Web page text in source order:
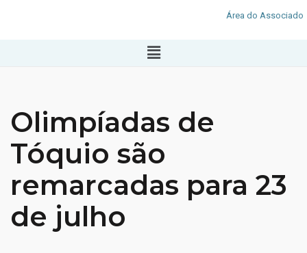
Área do Associado
Olimpíadas de
Tóquio são
remarcadas para 23
de julho